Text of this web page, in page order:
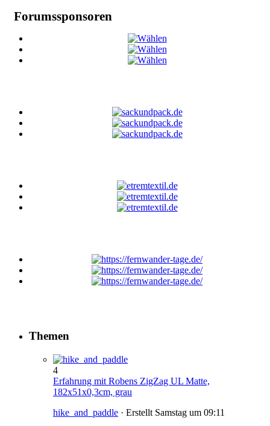
Forumssponsoren
Themen
4
Erfahrung mit Robens ZigZag UL Matte,
182x51x0,3cm, grau
hike_and_paddle · Erstellt Samstag um 09:11